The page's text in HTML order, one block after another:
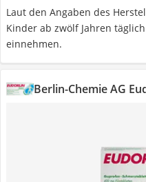
Laut den Angaben des
Kinder ab zwölf Jahren
einnehmen.
Berlin-Chemie AG